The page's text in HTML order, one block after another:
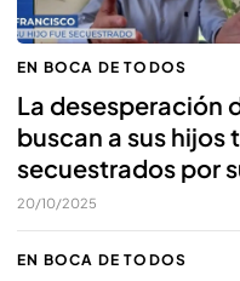
EN BOCA DE TODOS
La desesperación
buscan a sus hijos
secuestrados por
20/10/2025
EN BOCA DE TODOS